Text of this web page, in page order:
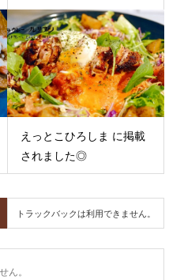
えっとこひろしま に掲載
されました◎
トラックバックは利用できません。
ん。